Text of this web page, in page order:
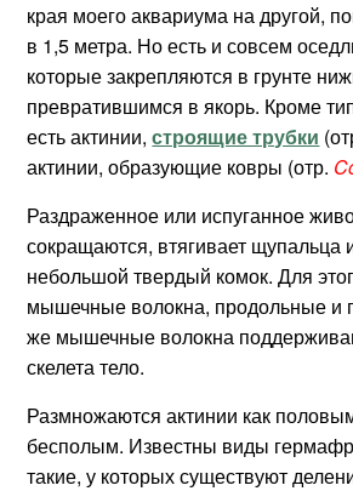
края моего аквариума на другой,
в 1,5 метра. Но есть и совсем
которые закрепляются в грунте
превратившимся в якорь. Кроме
есть актинии,строящие трубки
актинии, образующие ковры (отр.
Раздраженное или испуганное
сокращаются, втягивает щупальца
небольшой твердый комок. Для
мышечные волокна, продольные и
же мышечные волокна
скелета тело.
Размножаются актинии как
бесполым. Известны виды
такие, у которых существуют